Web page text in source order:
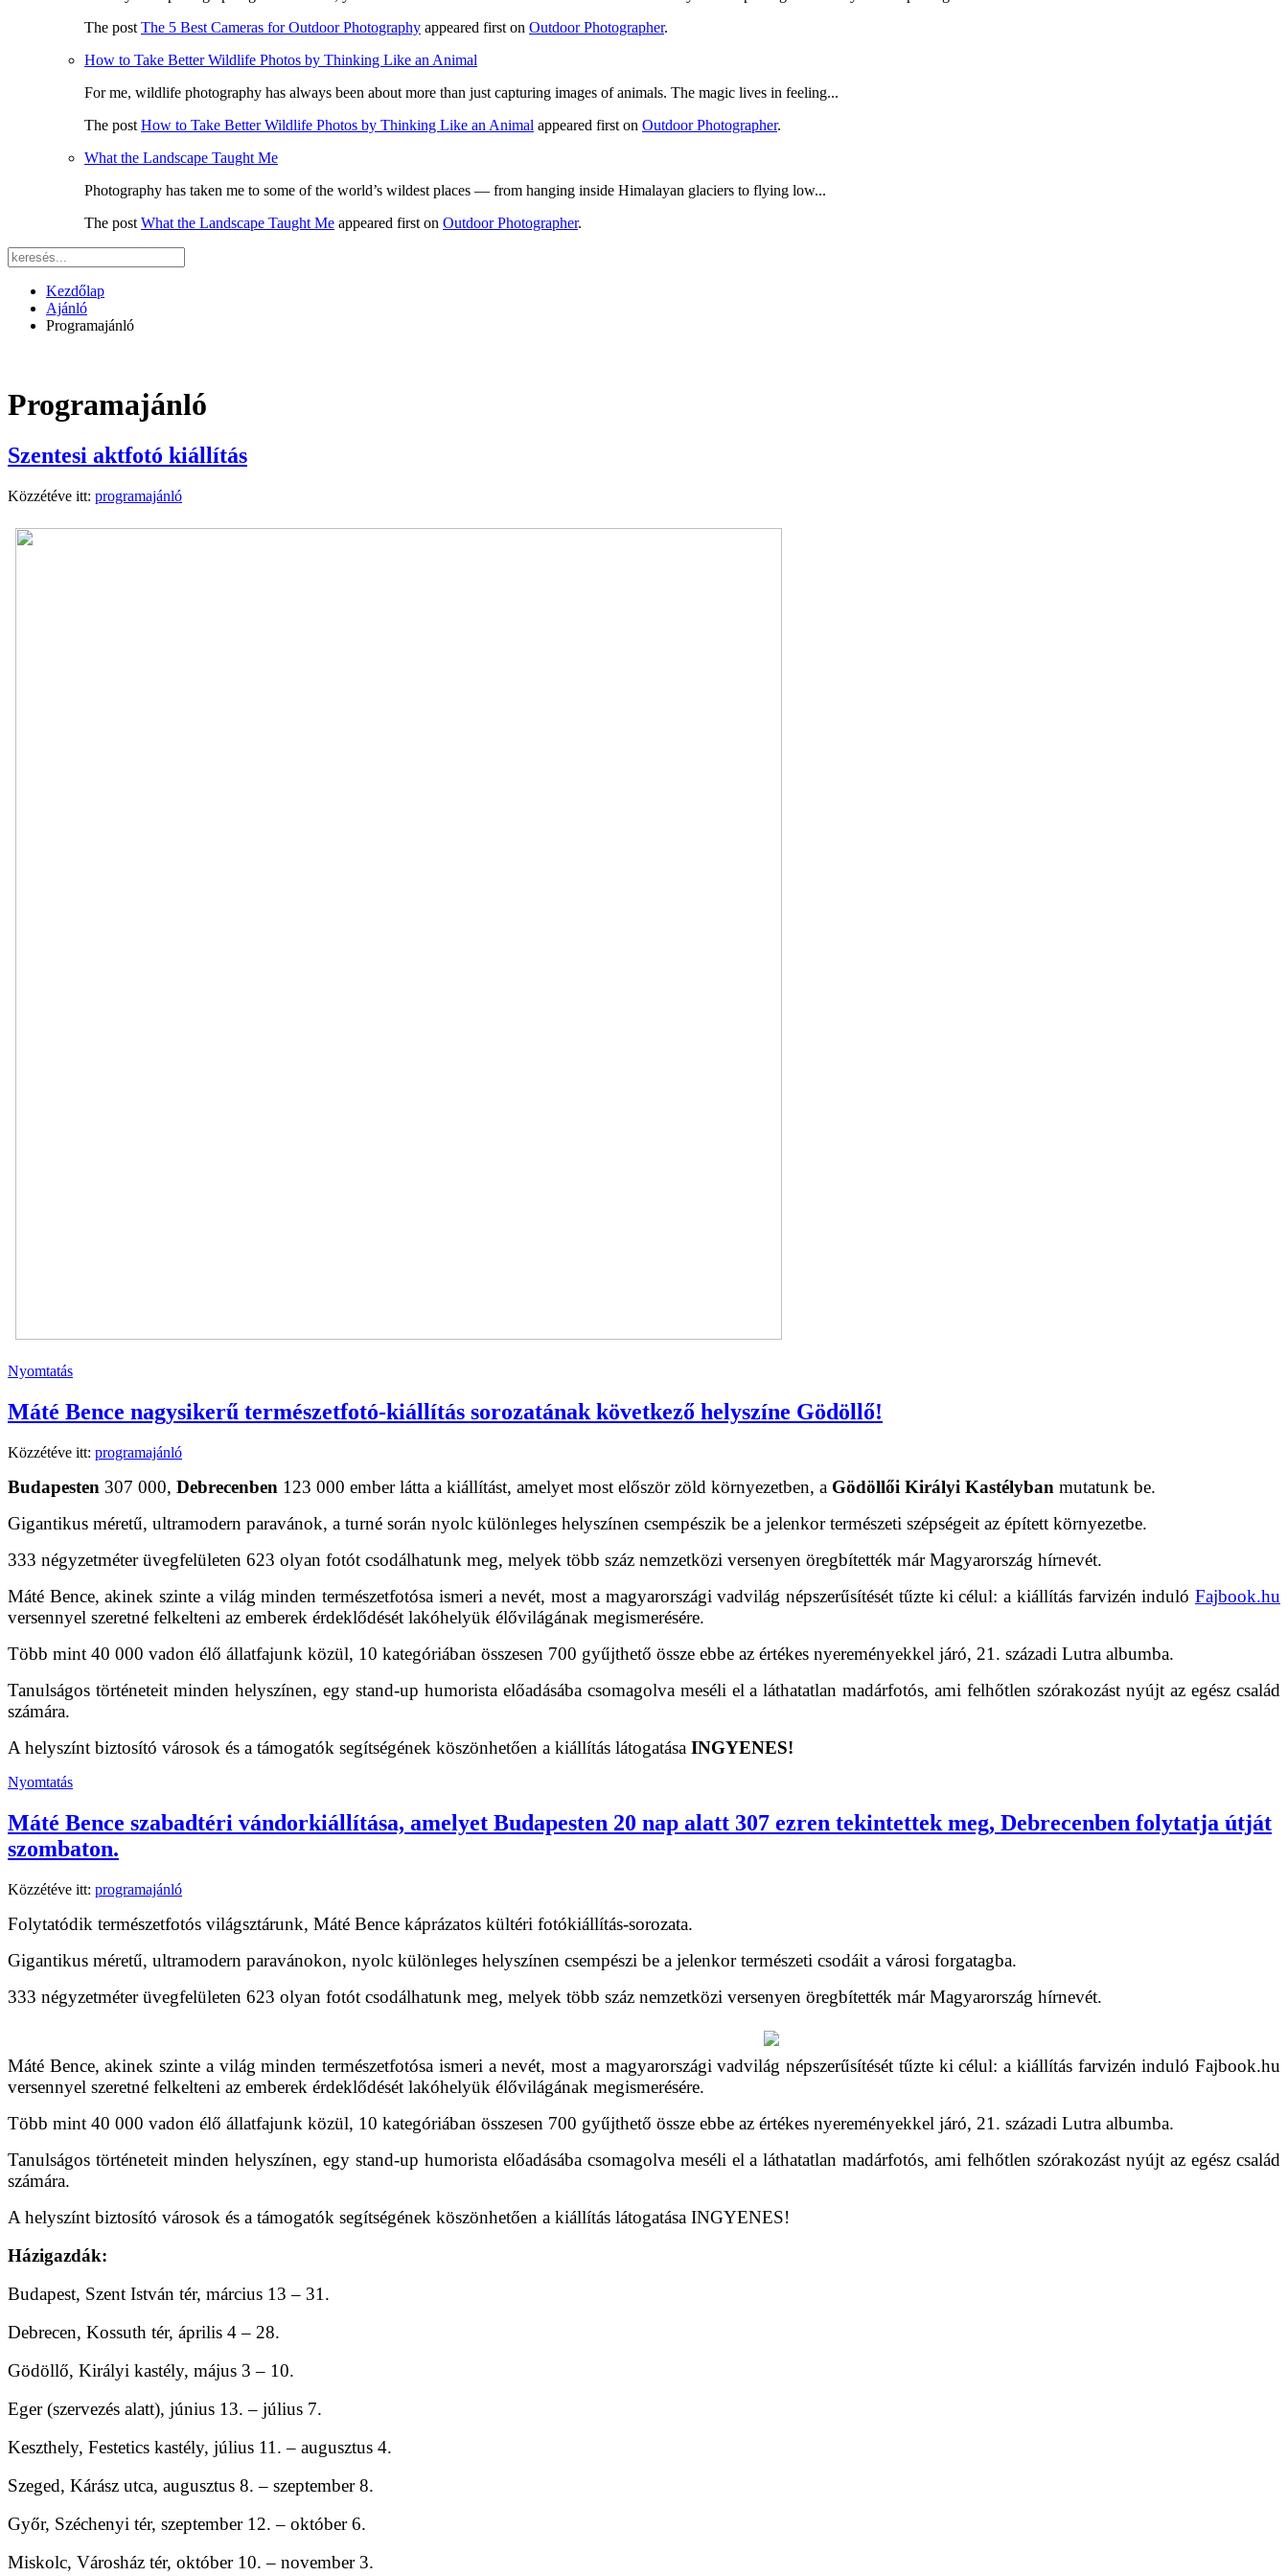
The post The 5 Best Cameras for Outdoor Photography appeared first on Outdoor Photographer.
How to Take Better Wildlife Photos by Thinking Like an Animal
For me, wildlife photography has always been about more than just capturing images of animals. The magic lives in feeling...
The post How to Take Better Wildlife Photos by Thinking Like an Animal appeared first on Outdoor Photographer.
What the Landscape Taught Me
Photography has taken me to some of the world’s wildest places — from hanging inside Himalayan glaciers to flying low...
The post What the Landscape Taught Me appeared first on Outdoor Photographer.
Kezdőlap
Ajánló
Programajánló
Programajánló
Szentesi aktfotó kiállítás
Közzétéve itt: programajánló
Nyomtatás
Máté Bence nagysikerű természetfotó-kiállítás sorozatának következő helyszíne Gödöllő!
Közzétéve itt: programajánló
Budapesten 307 000, Debrecenben 123 000 ember látta a kiállítást, amelyet most először zöld környezetben, a Gödöllői Királyi Kastélyban mutatunk be.
Gigantikus méretű, ultramodern paravánok, a turné során nyolc különleges helyszínen csempészik be a jelenkor természeti szépségeit az épített környezetbe.
333 négyzetméter üvegfelületen 623 olyan fotót csodálhatunk meg, melyek több száz nemzetközi versenyen öregbítették már Magyarország hírnevét.
Máté Bence, akinek szinte a világ minden természetfotósa ismeri a nevét, most a magyarországi vadvilág népszerűsítését tűzte ki célul: a kiállítás farvizén induló Fajbook.hu
versennyel szeretné felkelteni az emberek érdeklődését lakóhelyük élővilágának megismerésére.
Több mint 40 000 vadon élő állatfajunk közül, 10 kategóriában összesen 700 gyűjthető össze ebbe az értékes nyereményekkel járó, 21. századi Lutra albumba.
Tanulságos történeteit minden helyszínen, egy stand-up humorista előadásába csomagolva meséli el a láthatatlan madárfotós, ami felhőtlen szórakozást nyújt az egész család
számára.
A helyszínt biztosító városok és a támogatók segítségének köszönhetően a kiállítás látogatása INGYENES!
Nyomtatás
Máté Bence szabadtéri vándorkiállítása, amelyet Budapesten 20 nap alatt 307 ezren tekintettek meg, Debrecenben folytatja útját
szombaton.
Közzétéve itt: programajánló
Folytatódik természetfotós világsztárunk, Máté Bence káprázatos kültéri fotókiállítás-sorozata.
Gigantikus méretű, ultramodern paravánokon, nyolc különleges helyszínen csempészi be a jelenkor természeti csodáit a városi forgatagba.
333 négyzetméter üvegfelületen 623 olyan fotót csodálhatunk meg, melyek több száz nemzetközi versenyen öregbítették már Magyarország hírnevét.
Máté Bence, akinek szinte a világ minden természetfotósa ismeri a nevét, most a magyarországi vadvilág népszerűsítését tűzte ki célul: a kiállítás farvizén induló Fajbook.hu
versennyel szeretné felkelteni az emberek érdeklődését lakóhelyük élővilágának megismerésére.
Több mint 40 000 vadon élő állatfajunk közül, 10 kategóriában összesen 700 gyűjthető össze ebbe az értékes nyereményekkel járó, 21. századi Lutra albumba.
Tanulságos történeteit minden helyszínen, egy stand-up humorista előadásába csomagolva meséli el a láthatatlan madárfotós, ami felhőtlen szórakozást nyújt az egész család
számára.
A helyszínt biztosító városok és a támogatók segítségének köszönhetően a kiállítás látogatása INGYENES!
Házigazdák:
Budapest, Szent István tér, március 13 – 31.
Debrecen, Kossuth tér, április 4 – 28.
Gödöllő, Királyi kastély, május 3 – 10.
Eger (szervezés alatt), június 13. – július 7.
Keszthely, Festetics kastély, július 11. – augusztus 4.
Szeged, Kárász utca, augusztus 8. – szeptember 8.
Győr, Széchenyi tér, szeptember 12. – október 6.
Miskolc, Városház tér, október 10. – november 3.